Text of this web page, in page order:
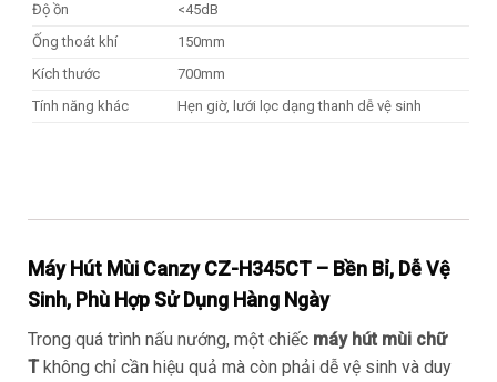
Độ ồn
<45dB
Ống thoát khí
150mm
Kích thước
700mm
Tính năng khác
Hẹn giờ, lưới lọc dạng thanh dễ vệ sinh
Máy Hút Mùi Canzy CZ-H345CT – Bền Bỉ, Dễ Vệ
Sinh, Phù Hợp Sử Dụng Hàng Ngày
Trong quá trình nấu nướng, một chiếc máy hút mùi chữ
Tkhông chỉ cần hiệu quả mà còn phải dễ vệ sinh và duy